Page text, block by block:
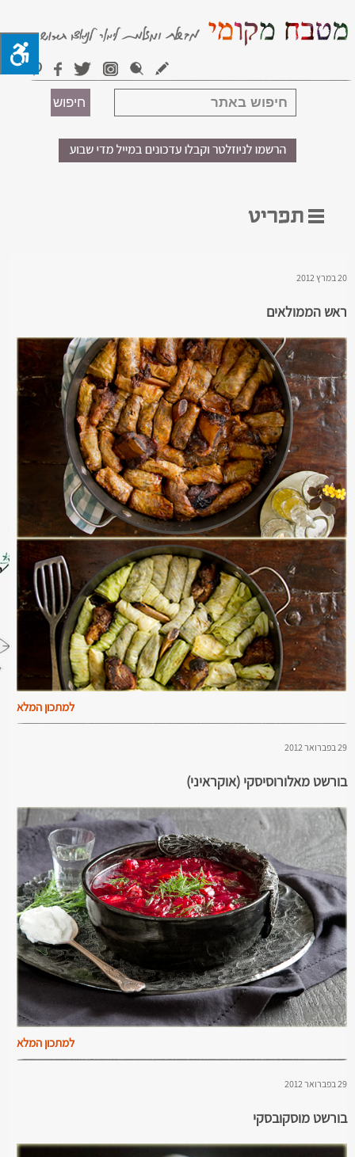
20 במרץ 2012
ראש הממולאים
למתכון המלא
29 בפברואר 2012
בורשט מאלורוסיסקי (אוקראיני)
למתכון המלא
29 בפברואר 2012
בורשט מוסקובסקי